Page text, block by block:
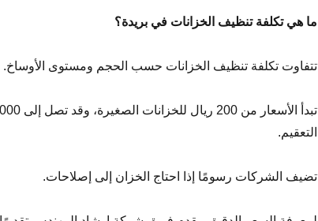
ما هي تكلفة تنظيف الخزانات في بريدة؟
تتفاوت تكلفة تنظيف الخزانات حسب الحجم ومستوى الأوساخ.
التعقيم.
تضيف الشركات رسومًا إذا احتاج الخزان إلى إصلاحات.